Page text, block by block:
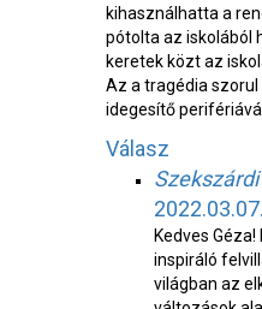
kihasználhatta a
pótolta az iskolából
keretek közt az
Az a tragédia
idegesítő
Válasz
Kedves
inspiráló
világban az